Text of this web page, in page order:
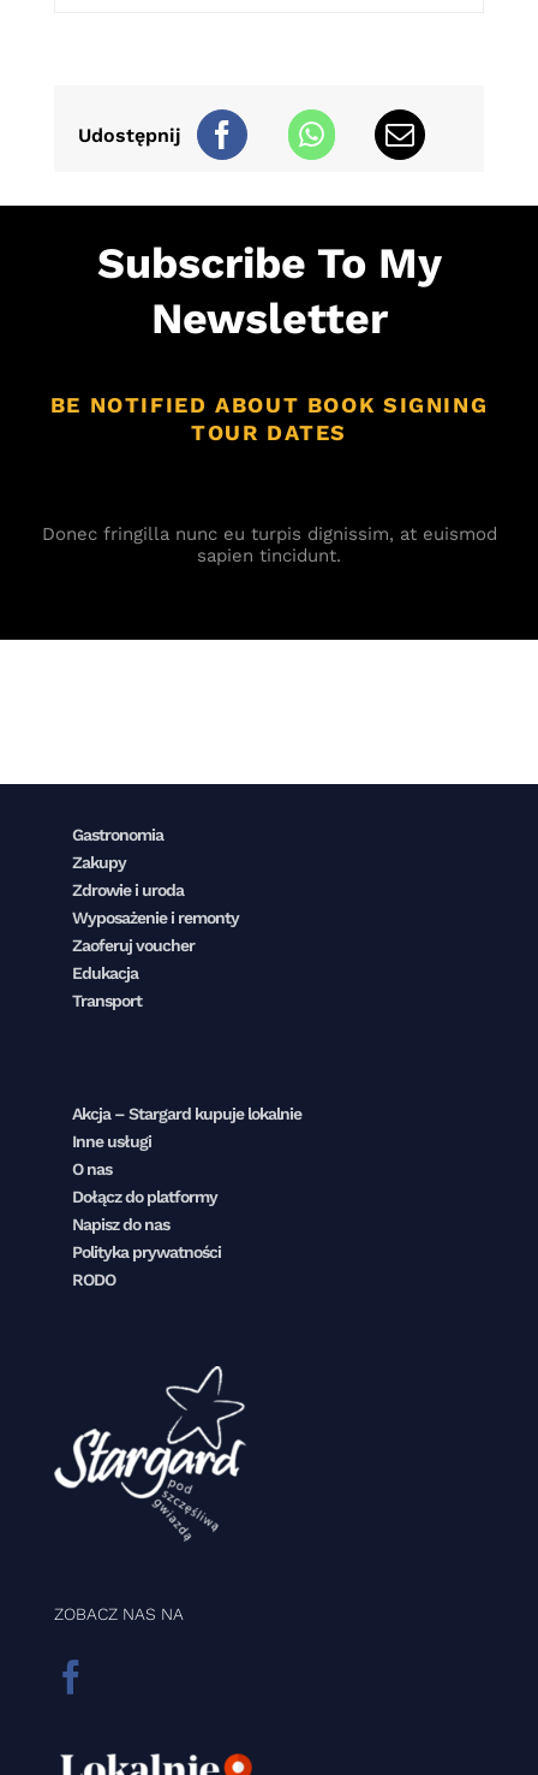
Udostępnij
Subscribe To My
Newsletter
BE NOTIFIED ABOUT BOOK SIGNING
TOUR DATES
Donec fringilla nunc eu turpis dignissim, at euismod
sapien tincidunt.
Gastronomia
Zakupy
Zdrowie i uroda
Wyposażenie i remonty
Zaoferuj voucher
Edukacja
Transport
Akcja – Stargard kupuje lokalnie
Inne usługi
O nas
Dołącz do platformy
Napisz do nas
Polityka prywatności
RODO
ZOBACZ NAS NA